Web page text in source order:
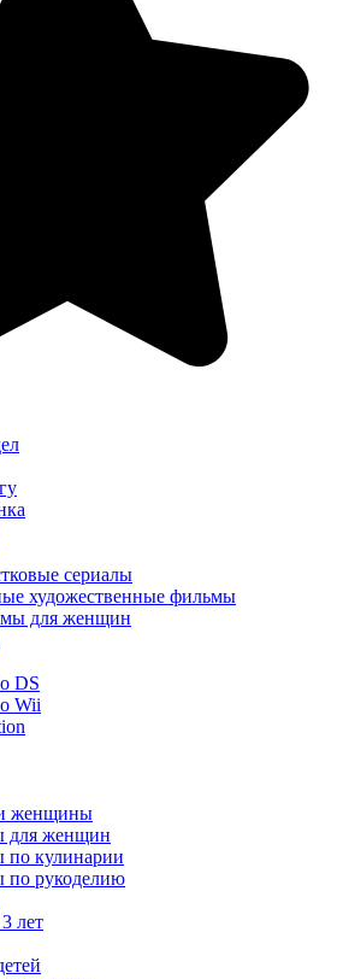
сериалы
художественные фильмы
для женщин
DS
Wii
женщины
для женщин
кулинарии
по рукоделию
лет